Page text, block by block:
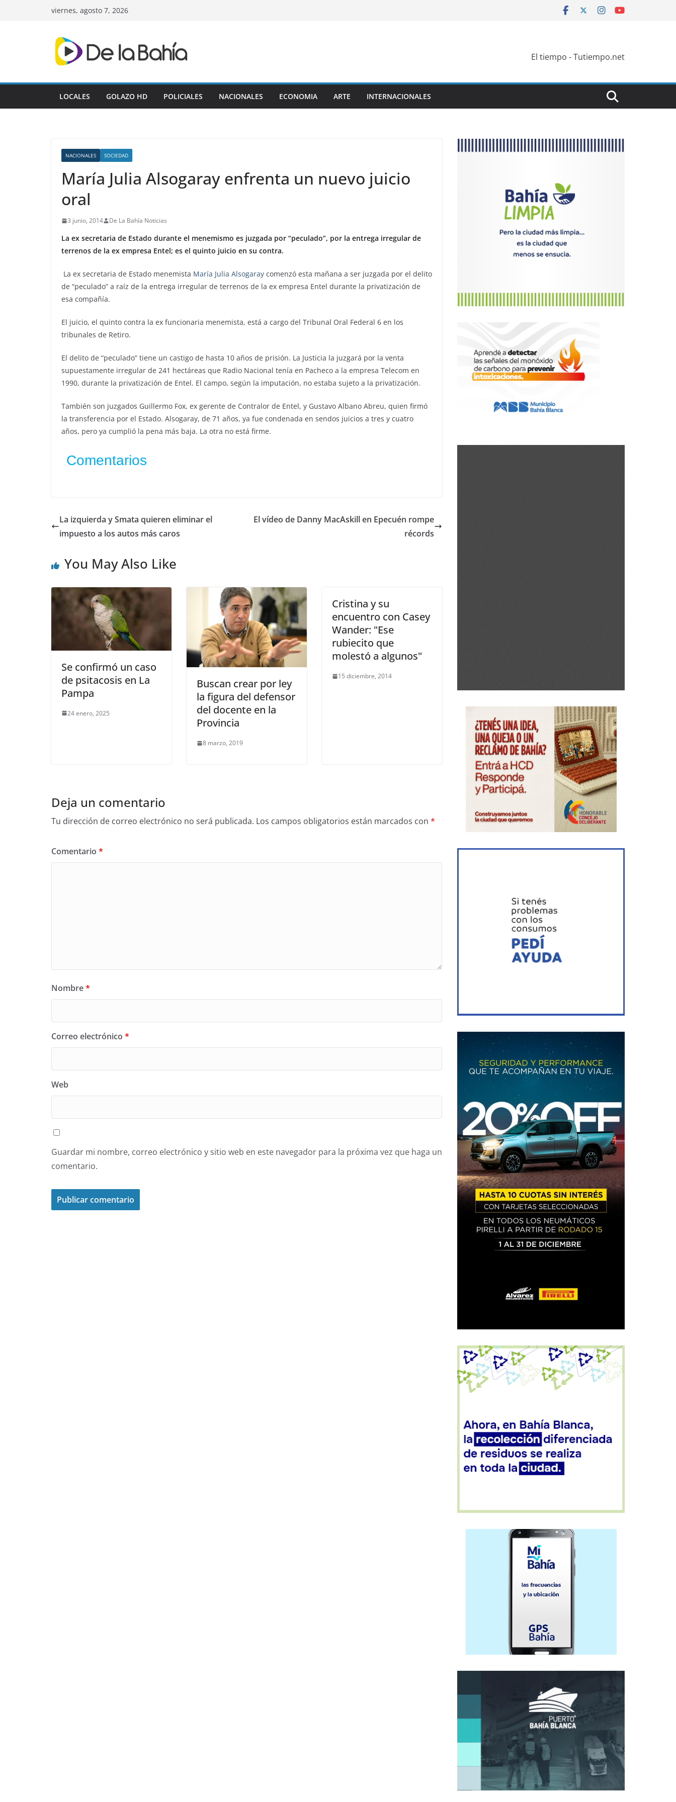
viernes, agosto 7, 2026
El tiempo - Tutiempo.net
LOCALES GOLAZO HD POLICIALES NACIONALES ECONOMIA ARTE INTERNACIONALES
NACIONALES SOCIEDAD
María Julia Alsogaray enfrenta un nuevo juicio
oral
3 junio, 2014 De La Bahía Noticias
La ex secretaria de Estado durante el menemismo es juzgada por “peculado”, por la entrega irregular de
terrenos de la ex empresa Entel; es el quinto juicio en su contra.
La ex secretaria de Estado menemista María Julia Alsogaray comenzó esta mañana a ser juzgada por el delito
de “peculado” a raíz de la entrega irregular de terrenos de la ex empresa Entel durante la privatización de
esa compañía.
El juicio, el quinto contra la ex funcionaria menemista, está a cargo del Tribunal Oral Federal 6 en los
tribunales de Retiro.
El delito de “peculado” tiene un castigo de hasta 10 años de prisión. La Justicia la juzgará por la venta
supuestamente irregular de 241 hectáreas que Radio Nacional tenía en Pacheco a la empresa Telecom en
1990, durante la privatización de Entel. El campo, según la imputación, no estaba sujeto a la privatización.
También son juzgados Guillermo Fox, ex gerente de Contralor de Entel, y Gustavo Albano Abreu, quien firmó
la transferencia por el Estado. Alsogaray, de 71 años, ya fue condenada en sendos juicios a tres y cuatro
años, pero ya cumplió la pena más baja. La otra no está firme.
Comentarios
La izquierda y Smata quieren eliminar el
impuesto a los autos más caros
El vídeo de Danny MacAskill en Epecuén rompe
récords
You May Also Like
Se confirmó un caso
de psitacosis en La
Pampa
24 enero, 2025
Buscan crear por ley
la figura del defensor
del docente en la
Provincia
8 marzo, 2019
Cristina y su
encuentro con Casey
Wander: "Ese
rubiecito que
molestó a algunos"
15 diciembre, 2014
Deja un comentario
Tu dirección de correo electrónico no será publicada. Los campos obligatorios están marcados con *
Comentario *
Nombre*
Correo electrónico *
Web
Guardar mi nombre, correo electrónico y sitio web en este navegador para la próxima vez que haga un
comentario.